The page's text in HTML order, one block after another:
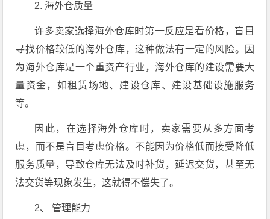
2. 海外仓质量
许多卖家选择海外仓库时第一反应是看价格，盲目
寻找价格较低的海外仓库，这种做法有一定的风险。因
为海外仓库是一个重资产行业，海外仓库的建设需要大
量资金，如租赁场地、建设仓库、建设基础设施服务
等。
因此，在选择海外仓库时，卖家需要从多方面考
虑，而不是盲目考虑价格。不能因为价格低而接受降低
服务质量，导致仓库无法及时补货，延迟交货，甚至无
法交货等现象发生，这就得不偿失了。
2、 管理能力